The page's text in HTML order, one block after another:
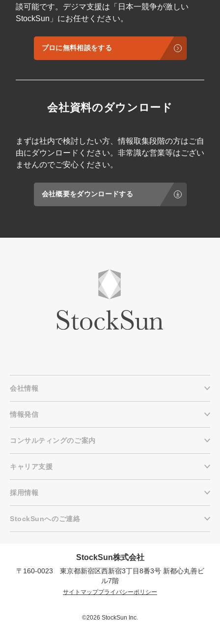
プロに無料相談をする
会社概要資料をダウンロー
ドする
談可能です。デジマ支援は「日本一競争が激しい
StockSun」にお任せください。
プロに無料相談をする
会社資料のダウンロード
まずは社内で検討したい方、情報取集段階の方はご自
由にダウンロードください。非常識な営業等はござい
ませんのでご安心ください。
会社概要をダウンロードする
会社情報
情報発信
コンサルティングのご案内
キャリア支援
採用情報
StockSunへのご連絡
StockSun株式会社
〒160-0023 東京都新宿区西新宿3丁目8番3号 新都心丸善ビ
ル7階
サイトマッププライバシーポリシー
©2026 StockSun Inc.